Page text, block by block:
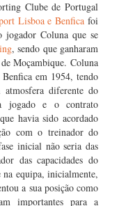
Clube de Portugal
Lisboa e Benfica foi
jogador Coluna que se
, sendo que ganharam
Moçambique. Coluna
em 1954, tendo
atmosfera diferente do
jogado e o contrato
havia sido acordado
com o treinador do
inicial não seria das
das capacidades do
na equipa, inicialmente,
a sua posição como
importantes para a